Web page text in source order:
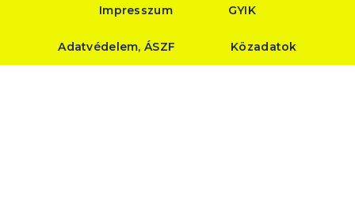
Impresszum GYIK
Adatvédelem, ÁSZF Közadatok